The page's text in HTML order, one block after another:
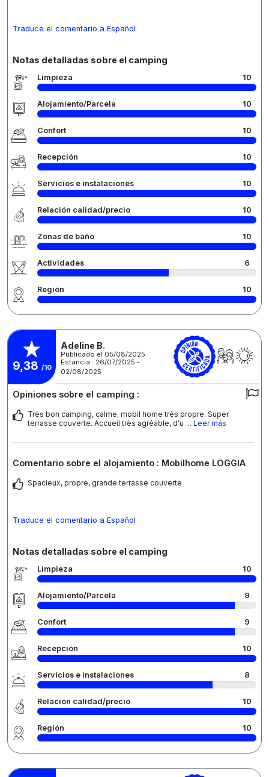
Traduce el comentario a Español
Notas detalladas sobre el camping
Limpieza 10
Alojamiento/Parcela 10
Confort 10
Recepción 10
Servicios e instalaciones 10
Relación calidad/precio 10
Zonas de baño 10
Actividades 6
Región 10
9,38 /10
Adeline B.
Publicado el 05/08/2025
Estancia : 26/07/2025 -
02/08/2025
Opiniones sobre el camping :
Très bon camping, calme, mobil home très propre. Super
terrasse couverte. Accueil très agréable, d'u ... Leer más
Comentario sobre el alojamiento : Mobilhome LOGGIA
Spacieux, propre, grande terrasse couverte
Traduce el comentario a Español
Notas detalladas sobre el camping
Limpieza 10
Alojamiento/Parcela 9
Confort 9
Recepción 10
Servicios e instalaciones 8
Relación calidad/precio 10
Región 10